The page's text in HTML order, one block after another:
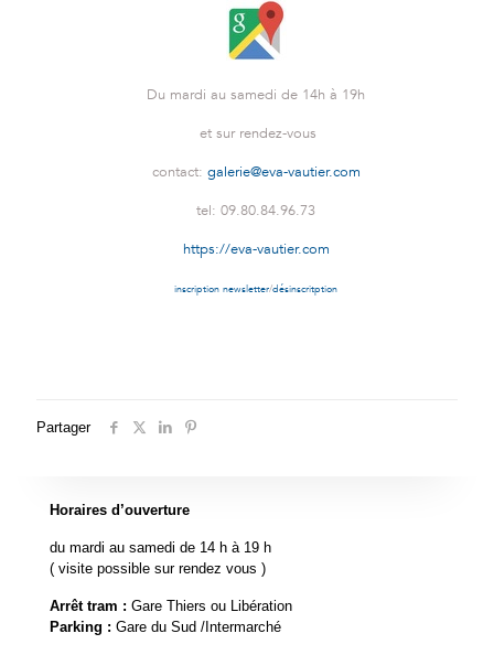
Du mardi au samedi de 14h à 19h
et sur rendez-vous
contact: galerie@eva-vautier.com
tel: 09.80.84.96.73
https://eva-vautier.com
inscription newsletter/désinscritption
Partager
Horaires d’ouverture
du mardi au samedi de 14 h à 19 h
( visite possible sur rendez vous )
Arrêt tram : Gare Thiers ou Libération
Parking : Gare du Sud /Intermarché